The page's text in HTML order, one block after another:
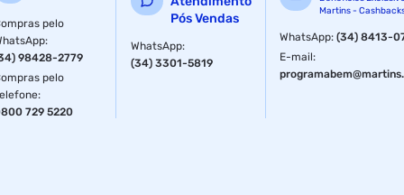
doubleshotPeso Bruto(g) : 605Peso liquido(g) :
502Dimensões da embalagem: 310mm(L) x 135mm(P) x
40mm(A). Garantia: 12 meses.
pelo
:
98428-2779
pelo
:
729 5220
Pós Vendas
WhatsApp:
(34) 3301-5819
Martins -
WhatsApp:(34) 8413-
E-mail: